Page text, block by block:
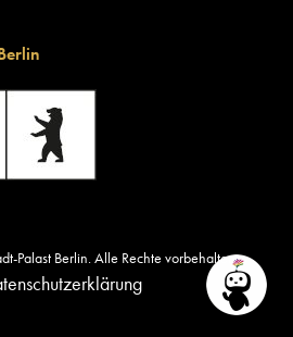
Palast Berlin. Alle Rechte vorbehalten.